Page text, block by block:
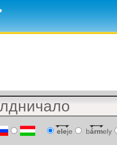
eleje bármely